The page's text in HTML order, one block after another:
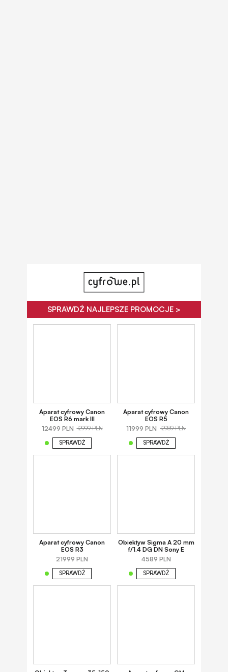
SPRAWDŹ NAJLEPSZE PROMOCJE >
Aparat cyfrowy Canon
EOS R6 mark III
12499 PLN 12999 PLN
SPRAWDŹ
Aparat cyfrowy Canon
EOS R5
11999 PLN 12989 PLN
SPRAWDŹ
Aparat cyfrowy Canon
EOS R3
21999 PLN
SPRAWDŹ
Obiektyw Sigma A 20 mm
f/1.4 DG DN Sony E
4589 PLN
SPRAWDŹ